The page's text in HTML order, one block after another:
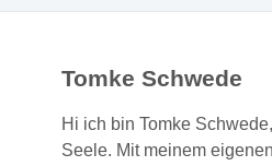
Tomke Schwede
Hi ich bin Tomke
Seele. Mit meinem